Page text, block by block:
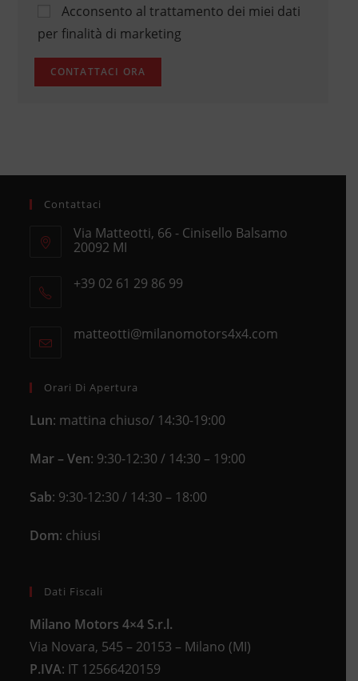
Acconsento al trattamento dei miei dati
per finalità di marketing
Contattaci
Via Matteotti, 66 - Cinisello Balsamo
20092 MI
in
+39 02 61 29 86 99
your
matteotti@milanomotors4x4.comOpens
Orari Di Apertura
Lun: mattina chiuso/ 14:30-19:00
Mar – Ven: 9:30-12:30 / 14:30 – 19:00
Sab: 9:30-12:30 / 14:30 – 18:00
Dom: chiusi
Dati Fiscali
Milano Motors 4×4 S.r.l.
Via Novara, 545 – 20153 – Milano (MI)
P.IVA: IT 12566420159